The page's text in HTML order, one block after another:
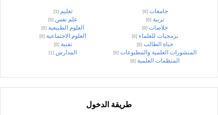
جامعات [0] تعليم [1]
تربية [0] علم نفس [0]
خلاصات [0] العلوم الطبيعية [0]
برمجيات للعلماء [0] العلوم الاجتماعية [0]
حياة الطالب [0] تقنية [0]
المنشورات العلمية والمطبوعات [0] المدارس [1]
المنظمات العلمية [0]
طريقة الدخول